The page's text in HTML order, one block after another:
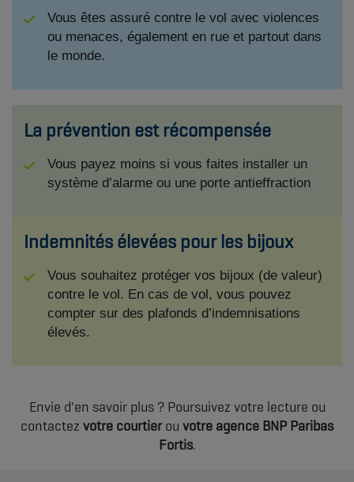
Vous êtes assuré contre le vol avec violences
ou menaces, également en rue et partout dans
le monde.
La prévention est récompensée
Vous payez moins si vous faites installer un
système d’alarme ou une porte antieffraction
Indemnités élevées pour les bijoux
Vous souhaitez protéger vos bijoux (de valeur)
contre le vol. En cas de vol, vous pouvez
compter sur des plafonds d’indemnisations
élevés.
Envie d'en savoir plus ? Poursuivez votre lecture ou
contactez votre courtierou votre agence BNP Paribas
Fortis.